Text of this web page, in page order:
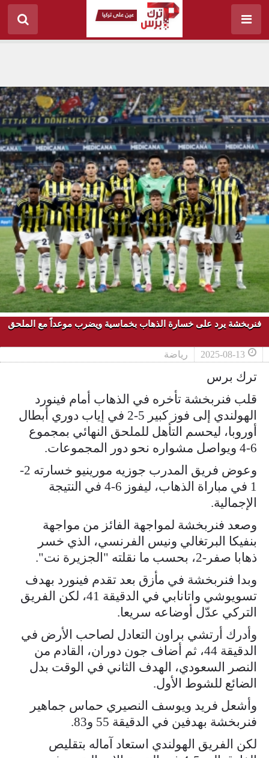
فنربخشة يرد على خسارة الذهاب بخماسية ويضرب موعداً مع الملحق
2025-08-13 رياضة
ترك برس
قلب فنربخشة تأخره في الذهاب أمام فينورد
الهولندي إلى فوز كبير 5-2 في إياب دوري أبطال
أوروبا، ليحسم التأهل للملحق النهائي بمجموع
6-4 ويواصل مشواره نحو دور المجموعات.
وعوض فريق المدرب جوزيه مورينيو خسارته 2-
1 في مباراة الذهاب، ليفوز 6-4 في النتيجة
الإجمالية.
وصعد فنربخشة لمواجهة الفائز من مواجهة
بنفيكا البرتغالي ونيس الفرنسي، الذي خسر
ذهابا صفر-2، بحسب ما نقلته "الجزيرة نت".
وبدا فنربخشة في مأزق بعد تقدم فينورد بهدف
تسويوشي واتانابي في الدقيقة 41، لكن الفريق
التركي عدّل أوضاعه سريعا.
وأدرك أرتشي براون التعادل لصاحب الأرض في
الدقيقة 44، ثم أضاف جون دوران، القادم من
النصر السعودي، الهدف الثاني في الوقت بدل
الضائع للشوط الأول.
وأشعل فريد ويوسف النصيري حماس جماهير
فنربخشة بهدفين في الدقيقة 55 و83.
لكن الفريق الهولندي استعاد آماله بتقليص